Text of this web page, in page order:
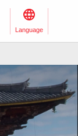
Language